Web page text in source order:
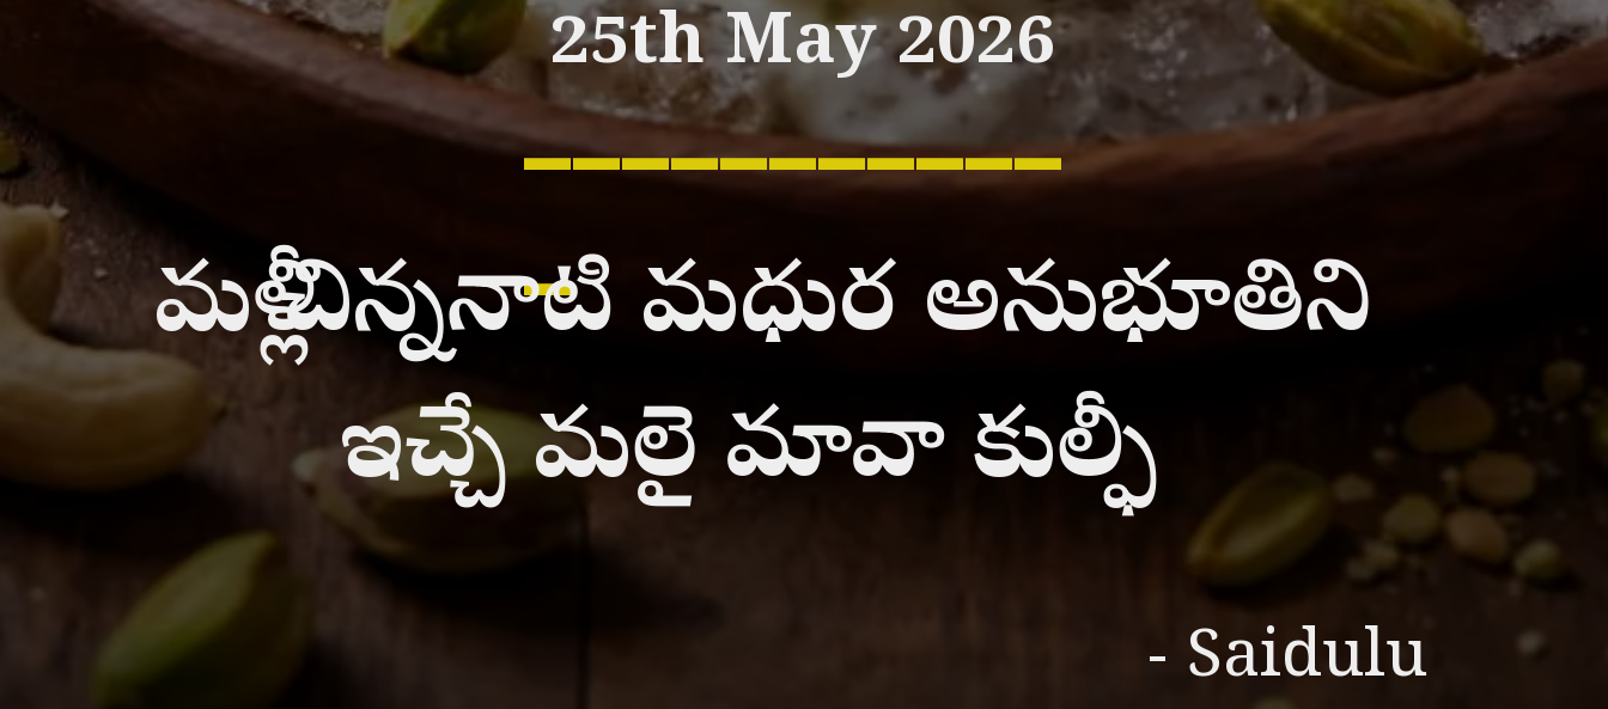
25th May 2026
___________
_
- Saidulu
మళ్లీ చిన్ననాటి మధుర అనుభూతిని
ఇచ్చే మలై మావా కుల్ఫీ